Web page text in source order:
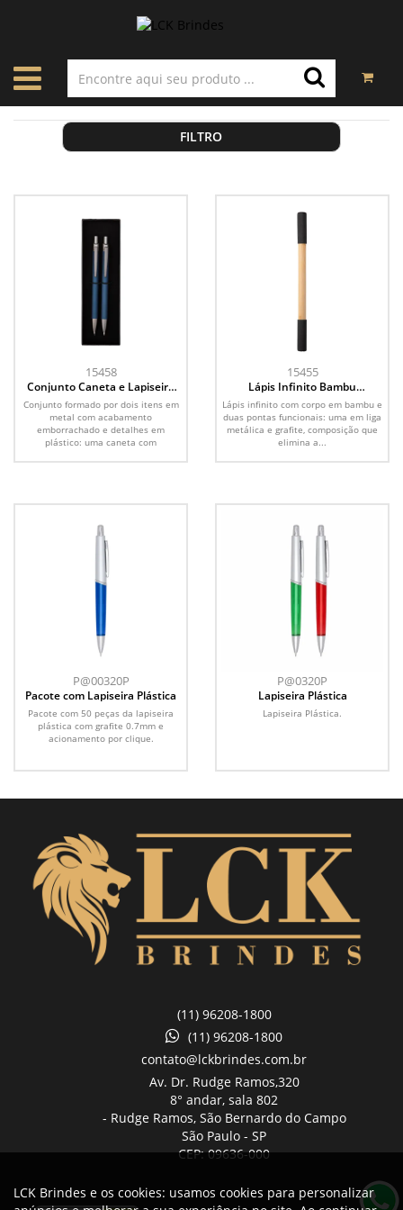
FILTRO
15458
Conjunto Caneta e Lapiseira
Metal
Conjunto formado por dois itens em
metal com acabamento
emborrachado e detalhes em
plástico: uma caneta com
15455
Lápis Infinito Bambu
Multifuncional
Lápis infinito com corpo em bambu e
duas pontas funcionais: uma em liga
metálica e grafite, composição que
elimina a...
P@00320P
Pacote com Lapiseira Plástica
Pacote com 50 peças da lapiseira
plástica com grafite 0.7mm e
acionamento por clique.
P@0320P
Lapiseira Plástica
Lapiseira Plástica.
(11) 96208-1800
(11) 96208-1800
contato@lckbrindes.com.br
Av. Dr. Rudge Ramos,320
8° andar, sala 802
- Rudge Ramos, São Bernardo do Campo
São Paulo - SP
CEP: 09636-000
LCK Brindes e os cookies: usamos cookies para personalizar